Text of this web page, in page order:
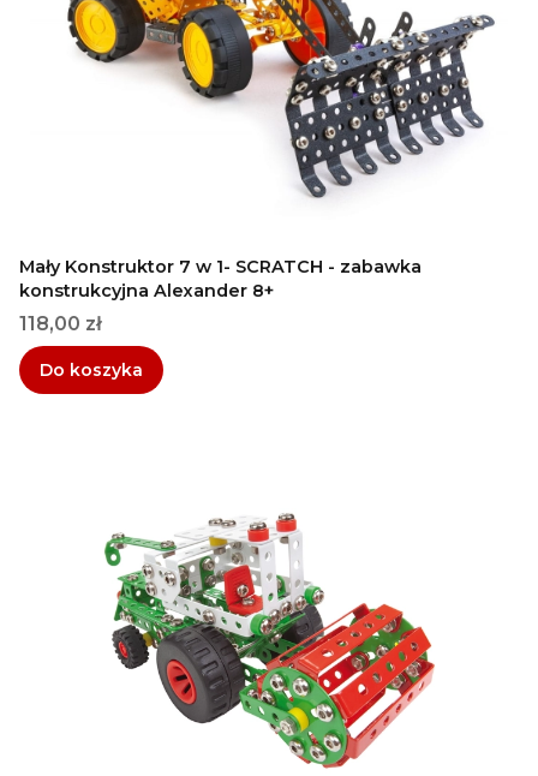
Mały Konstruktor 7 w 1- SCRATCH - zabawka
konstrukcyjna Alexander 8+
Cena
118,00 zł
Do koszyka